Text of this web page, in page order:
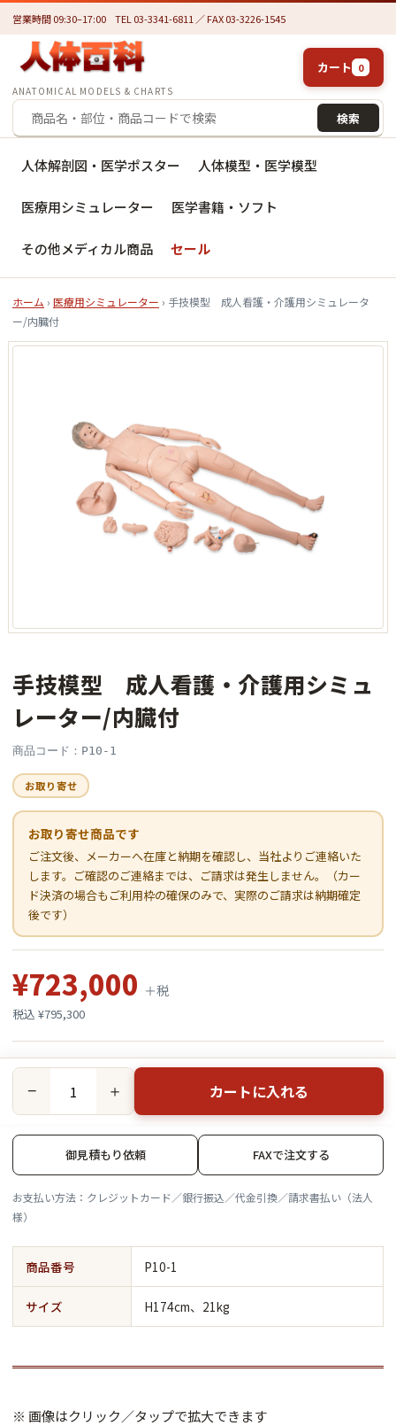
営業時間 09:30–17:00 TEL 03-3341-6811 ／ FAX 03-3226-1545
ANATOMICAL MODELS & CHARTS
検索
カート 0
人体解剖図・医学ポスター 人体模型・医学模型
医療用シミュレーター 医学書籍・ソフト
その他メディカル商品 セール
ホーム › 医療用シミュレーター › 手技模型 成人看護・介護用シミュレータ
ー/内臓付
手技模型 成人看護・介護用シミュ
レーター/内臓付
商品コード：P10-1
お取り寄せ
お取り寄せ商品です
ご注文後、メーカーへ在庫と納期を確認し、当社よりご連絡いた
します。ご確認のご連絡までは、ご請求は発生しません。（カー
ド決済の場合もご利用枠の確保のみで、実際のご請求は納期確定
後です）
¥723,000 ＋税
税込 ¥795,300
− ＋ カートに入れる
御見積もり依頼 FAXで注文する
お支払い方法：クレジットカード／銀行振込／代金引換／請求書払い（法人
様）
商品番号 P10-1
サイズ H174cm、21kg
※ 画像はクリック／タップで拡大できます